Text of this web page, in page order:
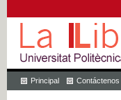
Principal Contáctenos